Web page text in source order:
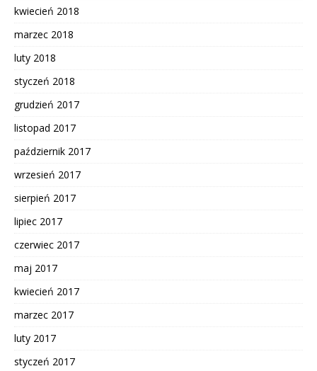
kwiecień 2018
marzec 2018
luty 2018
styczeń 2018
grudzień 2017
listopad 2017
październik 2017
wrzesień 2017
sierpień 2017
lipiec 2017
czerwiec 2017
maj 2017
kwiecień 2017
marzec 2017
luty 2017
styczeń 2017